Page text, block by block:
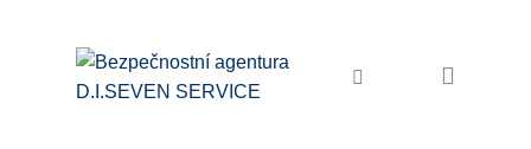
Bezpečnostní služby